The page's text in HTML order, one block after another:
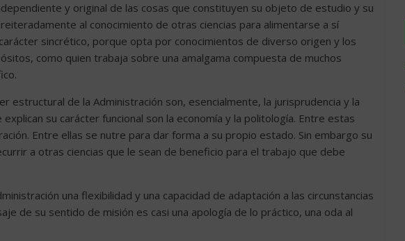
y original de las cosas que constituyen su objeto de estudio y su
al conocimiento de otras ciencias para alimentarse a sí
sincrético, porque opta por conocimientos de diverso origen y los
como quien trabaja sobre una amalgama compuesta de muchos
estructural de la Administración son, esencialmente, la jurisprudencia y la
explican su carácter funcional son la economía y la politología. Entre estas
Entre ellas se nutre para dar forma a su propio estado. Sin embargo su
a otras ciencias que le sean de beneficio para el trabajo que debe
una flexibilidad y una capacidad de adaptación a las circunstancias
de su sentido de misión es casi una apología de lo práctico, una oda al